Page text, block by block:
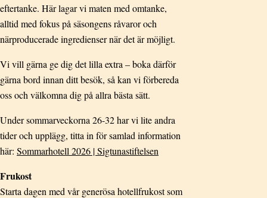
eftertanke. Här lagar vi maten med omtanke,
alltid med fokus på säsongens råvaror och
närproducerade ingredienser när det är möjligt.
Vi vill gärna ge dig det lilla extra – boka därför
gärna bord innan ditt besök, så kan vi förbereda
oss och välkomna dig på allra bästa sätt.
Under sommarveckorna 26-32 har vi lite andra
tider och upplägg, titta in för samlad information
här: Sommarhotell 2026 | Sigtunastiftelsen
Frukost
Starta dagen med vår generösa hotellfrukost som